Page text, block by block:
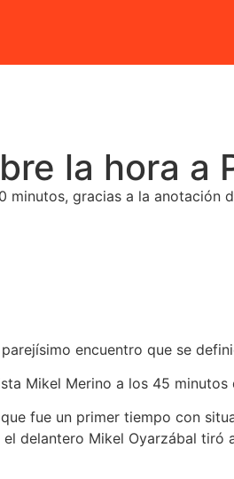
la hora
gracias a la anotación
encuentro que se
Mikel Merino a los 45 minutos
fue un primer tiempo con
delantero Mikel Oyarzábal